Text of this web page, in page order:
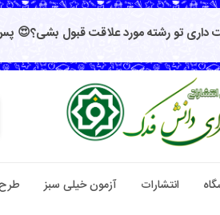
تو رشته مورد علاقت قبول بشی؟😍
انتشارات آزمون خیلی سبز